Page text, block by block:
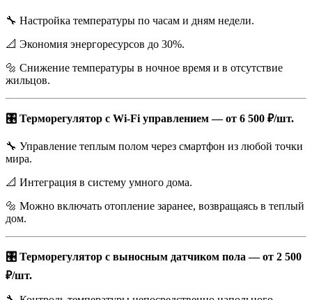
🔧 Настройка температуры по часам и дням недели.
📐 Экономия энергоресурсов до 30%.
🔩 Снижение температуры в ночное время и в отсутствие
жильцов.
🎛️ Терморегулятор с Wi-Fi управлением — от 6 500 ₽/шт.
🔧 Управление теплым полом через смартфон из любой точки
мира.
📐 Интеграция в систему умного дома.
🔩 Можно включать отопление заранее, возвращаясь в теплый
дом.
🎛️ Терморегулятор с выносным датчиком пола — от 2 500
₽/шт.